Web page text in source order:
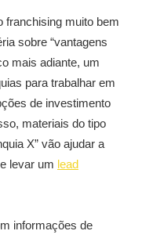
franchising muito bem
sobre “vantagens
mais adiante, um
para trabalhar em
de investimento
materiais do tipo
X” vão ajudar a
levar um lead
informações de